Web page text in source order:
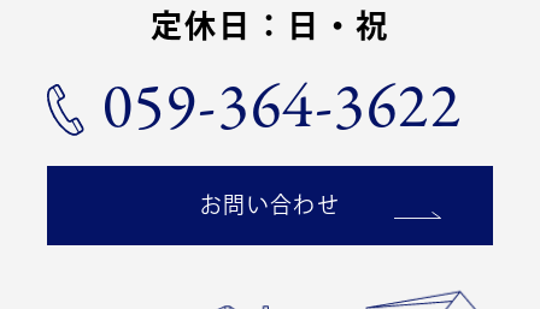
定休日：日・祝
059-364-3622
お問い合わせ